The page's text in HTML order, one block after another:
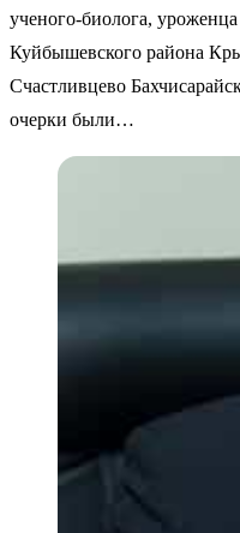
ученого-биолога,
Куйбышевского района
Счастливцево
очерки были…